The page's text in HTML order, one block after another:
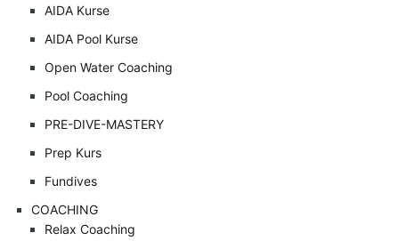
AIDA Kurse
AIDA Pool Kurse
Open Water Coaching
Pool Coaching
PRE-DIVE-MASTERY
Prep Kurs
Fundives
COACHING
Relax Coaching